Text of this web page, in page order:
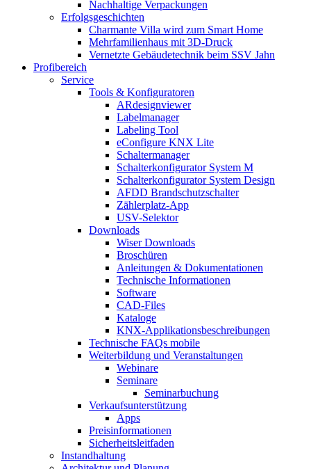
Nachhaltige Verpackungen
Erfolgsgeschichten
Charmante Villa wird zum Smart Home
Mehrfamilienhaus mit 3D-Druck
Vernetzte Gebäudetechnik beim SSV Jahn
Profibereich
Service
Tools & Konfiguratoren
ARdesignviewer
Labelmanager
Labeling Tool
eConfigure KNX Lite
Schaltermanager
Schalterkonfigurator System M
Schalterkonfigurator System Design
AFDD Brandschutzschalter
Zählerplatz-App
USV-Selektor
Downloads
Wiser Downloads
Broschüren
Anleitungen & Dokumentationen
Technische Informationen
Software
CAD-Files
Kataloge
KNX-Applikationsbeschreibungen
Technische FAQs mobile
Weiterbildung und Veranstaltungen
Webinare
Seminare
Seminarbuchung
Verkaufsunterstützung
Apps
Preisinformationen
Sicherheitsleitfaden
Instandhaltung